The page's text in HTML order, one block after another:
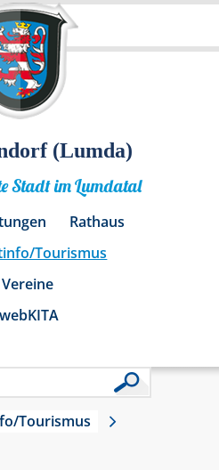
(Lumda)
Stadt im Lumdatal
Rathaus
Tourismus
Vereine
webKITA
Tourismus